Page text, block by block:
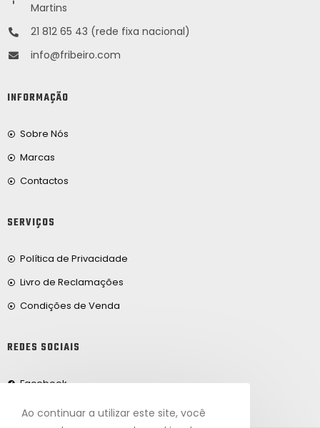
Martins
21 812 65 43 (rede fixa nacional)
info@fribeiro.com
INFORMAÇÃO
Sobre Nós
Marcas
Contactos
SERVIÇOS
Política de Privacidade
Livro de Reclamações
Condições de Venda
REDES SOCIAIS
Facebook
Ao continuar a utilizar este site, você